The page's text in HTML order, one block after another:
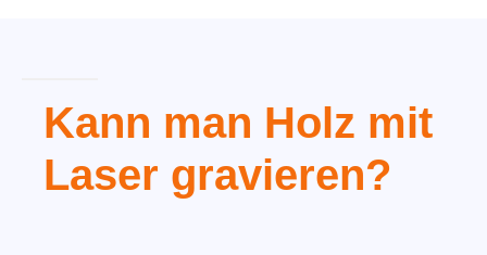
Kann man Holz mit
Laser gravieren?